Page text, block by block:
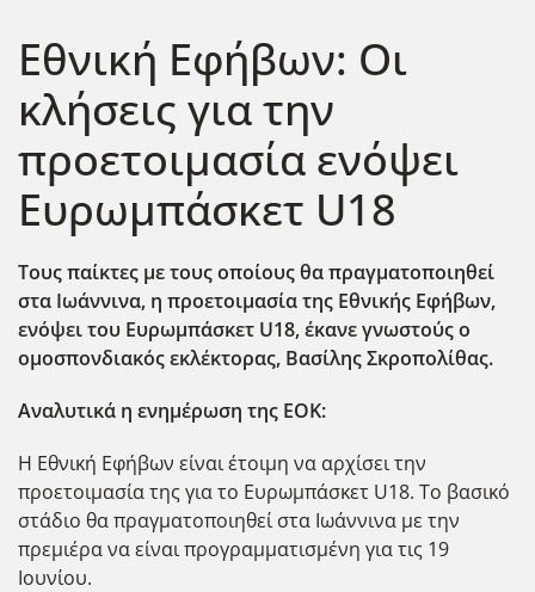
Εθνική Εφήβων: Οι
κλήσεις για την
προετοιμασία ενόψει
Ευρωμπάσκετ U18
Τους παίκτες με τους οποίους θα πραγματοποιηθεί
στα Ιωάννινα, η προετοιμασία της Εθνικής Εφήβων,
ενόψει του Ευρωμπάσκετ U18, έκανε γνωστούς ο
ομοσπονδιακός εκλέκτορας, Βασίλης Σκροπολίθας.
Αναλυτικά η ενημέρωση της ΕΟΚ:
Η Εθνική Εφήβων είναι έτοιμη να αρχίσει την
προετοιμασία της για το Ευρωμπάσκετ U18. Το βασικό
στάδιο θα πραγματοποιηθεί στα Ιωάννινα με την
πρεμιέρα να είναι προγραμματισμένη για τις 19
Ιουνίου.